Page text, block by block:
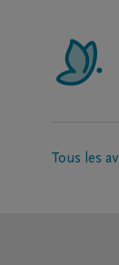
Tous les